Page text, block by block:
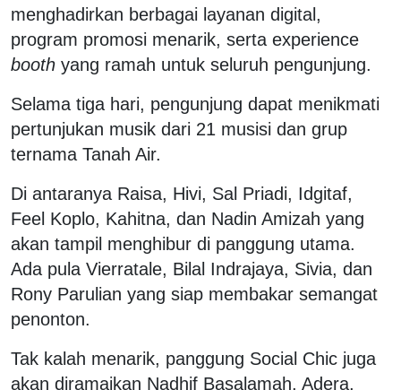
menghadirkan berbagai layanan digital,
program promosi menarik, serta experience
booth yang ramah untuk seluruh pengunjung.
Selama tiga hari, pengunjung dapat menikmati
pertunjukan musik dari 21 musisi dan grup
ternama Tanah Air.
Di antaranya Raisa, Hivi, Sal Priadi, Idgitaf,
Feel Koplo, Kahitna, dan Nadin Amizah yang
akan tampil menghibur di panggung utama.
Ada pula Vierratale, Bilal Indrajaya, Sivia, dan
Rony Parulian yang siap membakar semangat
penonton.
Tak kalah menarik, panggung Social Chic juga
akan diramaikan Nadhif Basalamah, Adera,